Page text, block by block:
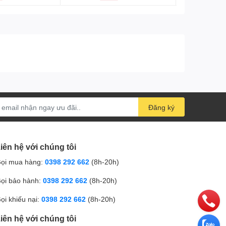
Đăng ký
hệ với chúng tôi
mua hàng: 0398 292 662 (8h-20h)
bảo hành: 0398 292 662 (8h-20h)
khiếu nại: 0398 292 662 (8h-20h)
hệ với chúng tôi